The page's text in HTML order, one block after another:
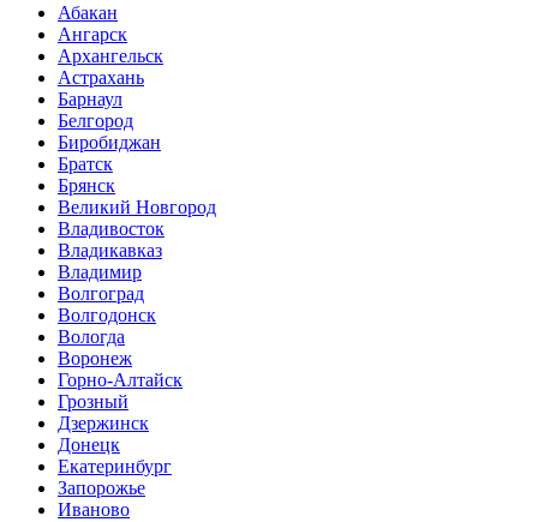
Абакан
Ангарск
Архангельск
Астрахань
Барнаул
Белгород
Биробиджан
Братск
Брянск
Великий Новгород
Владивосток
Владикавказ
Владимир
Волгоград
Волгодонск
Вологда
Воронеж
Горно-Алтайск
Грозный
Дзержинск
Донецк
Екатеринбург
Запорожье
Иваново